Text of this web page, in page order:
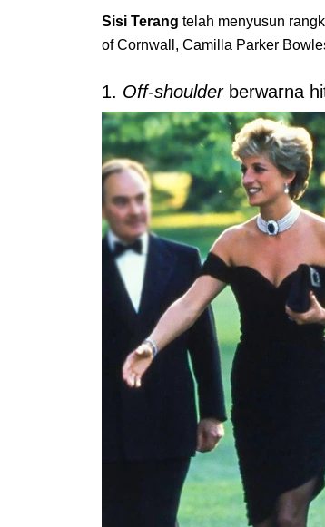
Sisi Terang telah menyusun
of Cornwall, Camilla Parker
1. Off-shoulderberwarna